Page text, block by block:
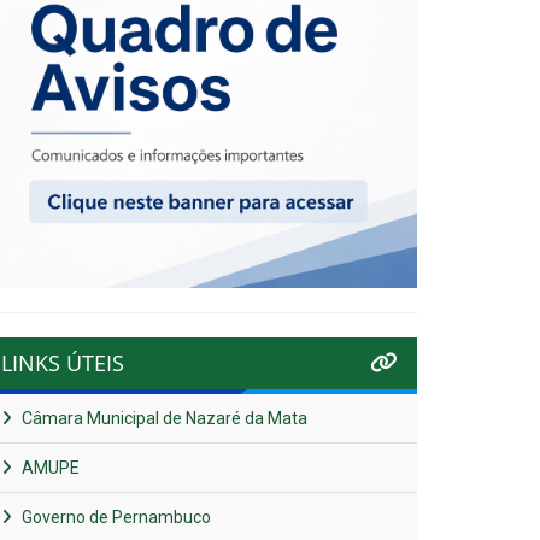
LINKS ÚTEIS
Câmara Municipal de Nazaré da Mata
AMUPE
Governo de Pernambuco